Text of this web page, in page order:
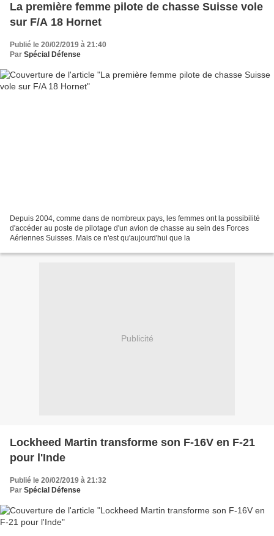
La première femme pilote de chasse Suisse vole
sur F/A 18 Hornet
Publié le 20/02/2019 à 21:40
Par Spécial Défense
Depuis 2004, comme dans de nombreux pays, les femmes ont la possibilité
d'accéder au poste de pilotage d'un avion de chasse au sein des Forces
Aériennes Suisses. Mais ce n'est qu'aujourd'hui que la
Publicité
Lockheed Martin transforme son F-16V en F-21
pour l'Inde
Publié le 20/02/2019 à 21:32
Par Spécial Défense